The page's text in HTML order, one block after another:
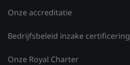
Onze accreditatie
Bedrijfsbeleid inzake certificering
Onze Royal Charter